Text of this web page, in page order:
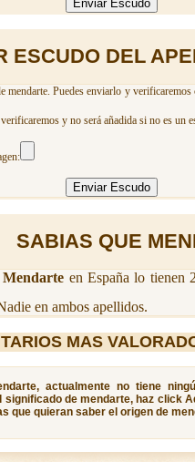
ESCUDO DEL
mendarte. Puedes enviarlo y
y no será añadida si no es un
SABIAS QUE
en España lo tienen
en ambos apellidos.
MAS
actualmente no tiene
significado de mendarte, haz click
que quieran saber el origen de